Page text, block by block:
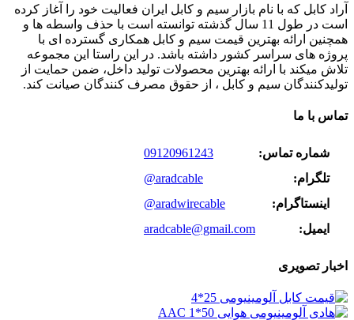
آراد کابل که با نام بازار سیم و کابل ایران فعالیت خود را آغاز کرده
است در طول 11 سال گذشته توانسته است با حذف واسطه ها و
همچنین ارائه بهترین قیمت سیم و کابل همکاری گسترده ای با
پروژه های سراسر کشور داشته باشد. در این راستا این مجموعه
تلاش میکند با ارائه بهترین محصولات تولید داخل، ضمن حمایت از
تولیدکنندگان سیم و کابل ، از حقوق مصرف کنندگان صیانت کند.
تماس با ما
شماره تماس:
09120961243
تلگرام:
@aradcable
اینستاگرام:
@aradwirecable
ایمیل:
aradcable@gmail.com
اخبار تصویری